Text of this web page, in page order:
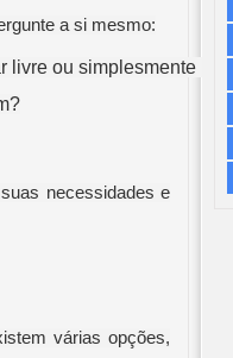
a si mesmo:
ou simplesmente
necessidades e
várias opções,